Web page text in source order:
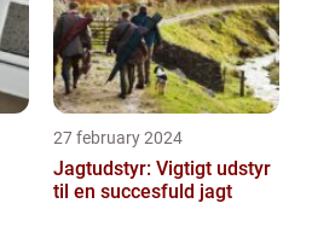
27 february 2024
Jagtudstyr: Vigtigt udstyr
til en succesfuld jagt